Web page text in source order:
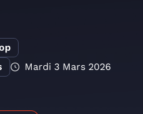
Mardi 3 Mars 2026